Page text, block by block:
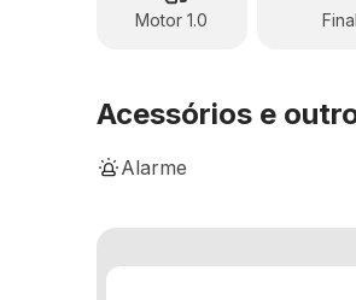
Motor 1.0
Acessórios e
Alarme
Banco do motorista com